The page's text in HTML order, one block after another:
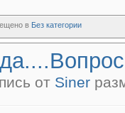
в Без категории
от Siner